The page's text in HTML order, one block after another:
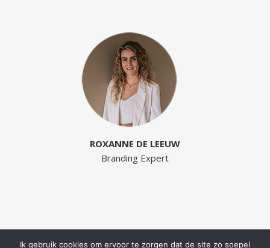
ROXANNE DE LEEUW
Branding Expert
Ik gebruik cookies om ervoor te zorgen dat de site zo soepel